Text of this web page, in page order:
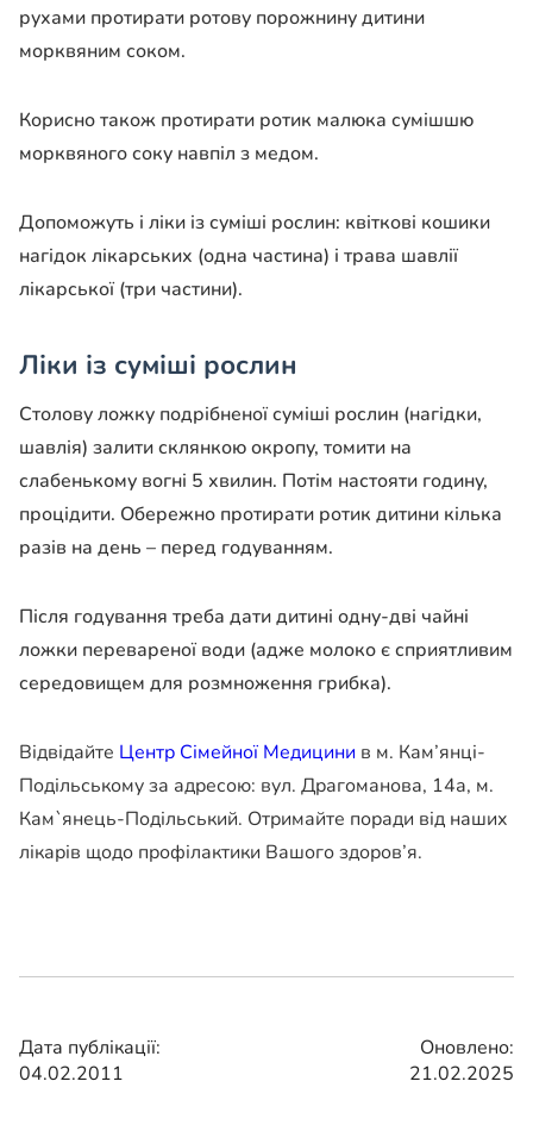
рухами протирати ротову порожнину дитини
морквяним соком.
Корисно також протирати ротик малюка сумішшю
морквяного соку навпіл з медом.
Допоможуть і ліки із суміші рослин: квіткові кошики
нагідок лікарських (одна частина) і трава шавлії
лікарської (три частини).
Ліки із суміші рослин
Столову ложку подрібненої суміші рослин (нагідки,
шавлія) залити склянкою окропу, томити на
слабенькому вогні 5 хвилин. Потім настояти годину,
процідити. Обережно протирати ротик дитини кілька
разів на день – перед годуванням.
Після годування треба дати дитині одну-дві чайні
ложки перевареної води (адже молоко є сприятливим
середовищем для розмноження грибка).
Відвідайте Центр Сімейної Медицини в м. Кам’янці-
Подільському за адресою: вул. Драгоманова, 14а, м.
Кам`янець-Подільський. Отримайте поради від наших
лікарів щодо профілактики Вашого здоров’я.
Дата публікації:
04.02.2011
Оновлено:
21.02.2025